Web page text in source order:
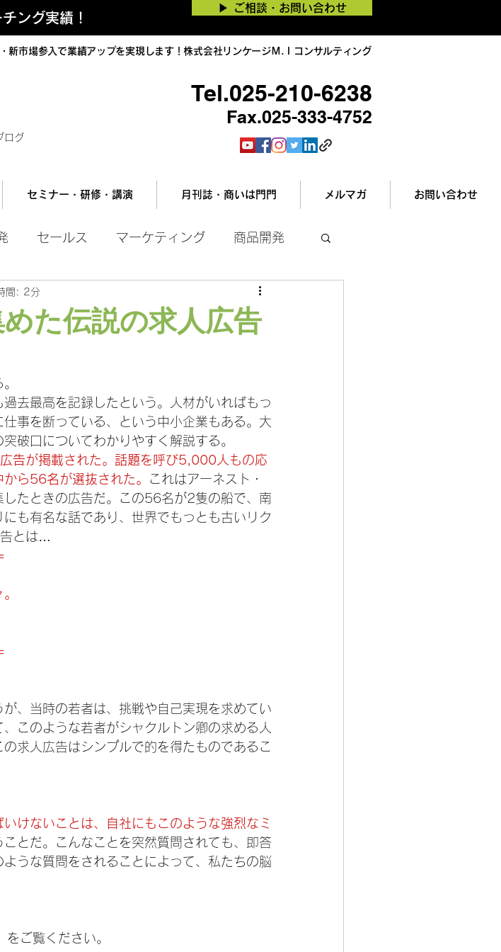
ング実績！
▶︎ ご相談・お問い合わせ
市場参入で業績アップを実現します！株式会社リンケージＭ.Ｉコンサルティング
ログ
Tel.025-210-6238
Fax.025-333-4752
セミナー・研修・講演 月刊誌・商いは門門 メルマガ お問い合わせ
セールス マーケティング 商品開発
た伝説の求人広告
間: 2分
去最高を記録したという。人材がいればもっ
事を断っている、という中小企業もある。大
破口についてわかりやすく解説する。
告が掲載された。話題を呼び5,000人もの応
ら56名が選抜された。
これはアーネスト・
たときの広告だ。この56名が2隻の船で、南
も有名な話であり、世界でもっとも古いリク
とは…
、当時の若者は、挑戦や自己実現を求めてい
このような若者がシャクルトン卿の求める人
求人広告はシンプルで的を得たものであるこ
けないことは、自社にもこのような強烈なミ
ことだ。こんなことを突然質問されても、即答
うな質問をされることによって、私たちの脳
ご覧ください。